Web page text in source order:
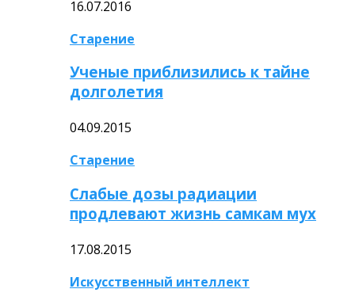
16.07.2016
Старение
Ученые приблизились к тайне
долголетия
04.09.2015
Старение
Слабые дозы радиации
продлевают жизнь самкам мух
17.08.2015
Искусственный интеллект